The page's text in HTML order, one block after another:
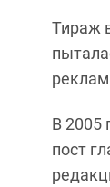
Тираж
В 2005
пост